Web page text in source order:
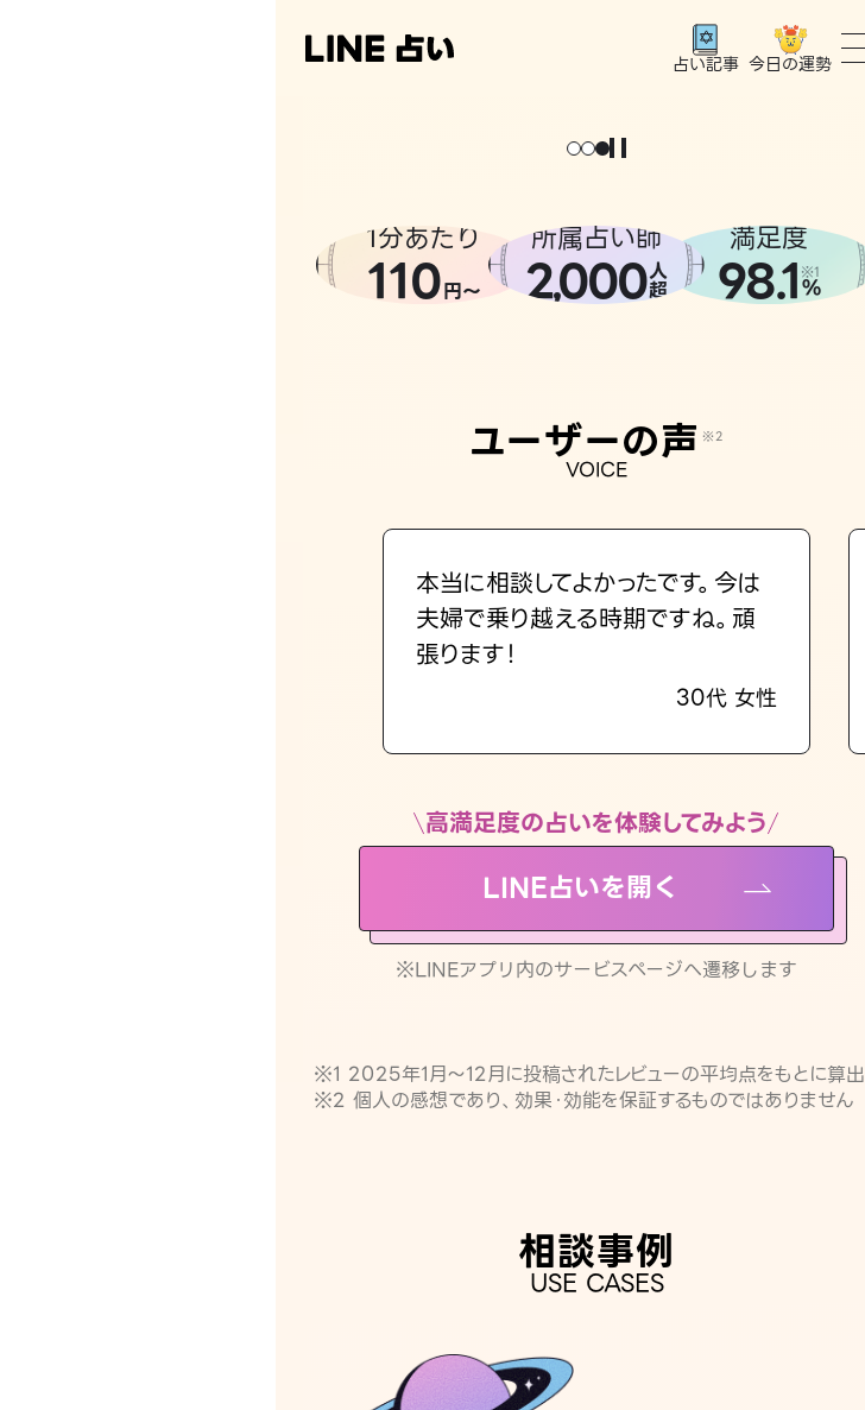
占い記事 今日の運勢
1分あたり
110円〜
所属占い師
2,000人
超
満足度
98.1 ※1
%
ユーザーの声 ※2
VOICE
本当に相談してよかったです。今は
夫婦で乗り越える時期ですね。頑
張ります！
30代 女性
高満足度の占いを体験してみよう
LINE占いを開く
※LINEアプリ内のサービスページへ遷移します
※1 2025年1月〜12月に投稿されたレビューの平均点をもとに算出
※2 個人の感想であり、効果・効能を保証するものではありません
相談事例
USE CASES